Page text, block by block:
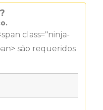
class="ninja-
são requeridos